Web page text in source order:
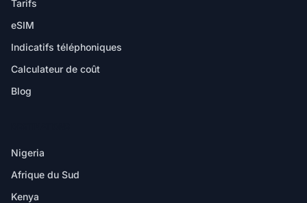
Tarifs
eSIM
Indicatifs téléphoniques
Calculateur de coût
Blog
Nigeria
Afrique du Sud
Kenya